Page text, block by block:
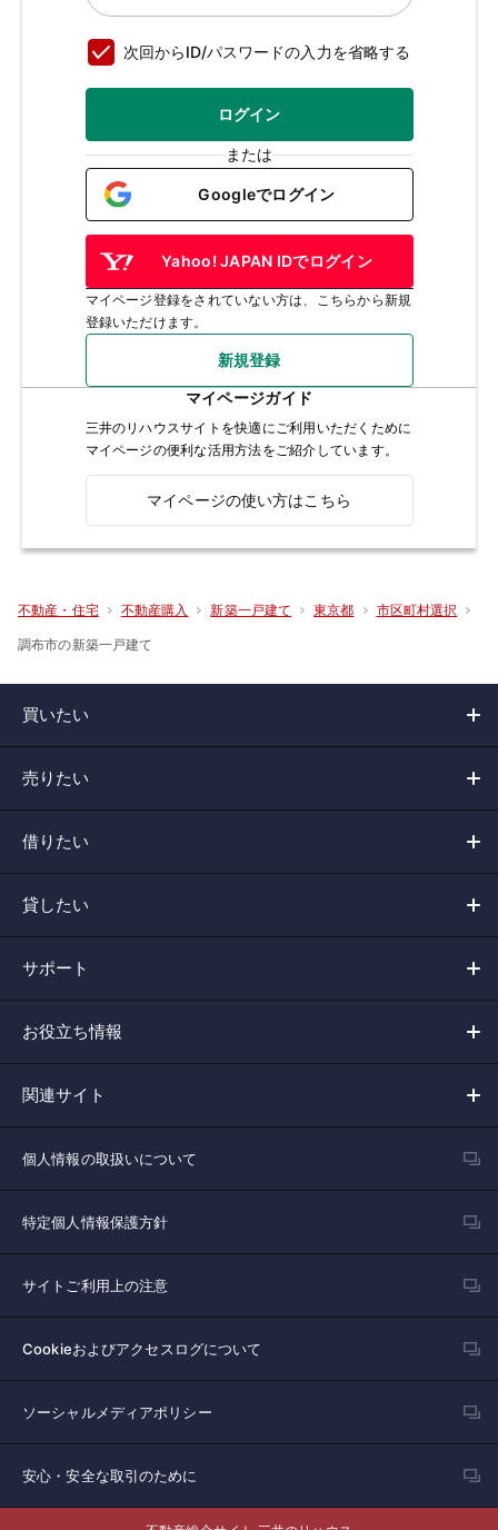
次回からID/パスワードの入力を省略する
ログイン
または
Googleでログイン
Yahoo! JAPAN IDでログイン
マイページ登録をされていない方は、こちらから新規
登録いただけます。
新規登録
マイページガイド
三井のリハウスサイトを快適にご利用いただくために
マイページの便利な活用方法をご紹介しています。
マイページの使い方はこちら
不動産・住宅 不動産購入 新築一戸建て 東京都 市区町村選択
調布市の新築一戸建て
買いたい
売りたい
借りたい
貸したい
サポート
お役立ち情報
関連サイト
個人情報の取扱いについて
特定個人情報保護方針
サイトご利用上の注意
Cookieおよびアクセスログについて
ソーシャルメディアポリシー
安心・安全な取引のために